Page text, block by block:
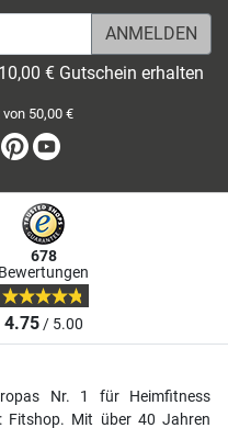
€ Gutschein erhalten
50,00 €
Instagram
Pinterest
678
Bewertungen
4.75/ 5.00
Nr. 1 für Heimfitness
Fitshop. Mit über 40 Jahren